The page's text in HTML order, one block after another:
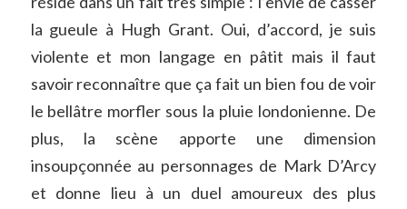
la gueule à Hugh Grant. Oui, d’accord, je suis
violente et mon langage en pâtit mais il faut
savoir reconnaître que ça fait un bien fou de voir
le bellâtre morfler sous la pluie londonienne. De
plus, la scène apporte une dimension
insoupçonnée au personnages de Mark D’Arcy
et donne lieu à un duel amoureux des plus